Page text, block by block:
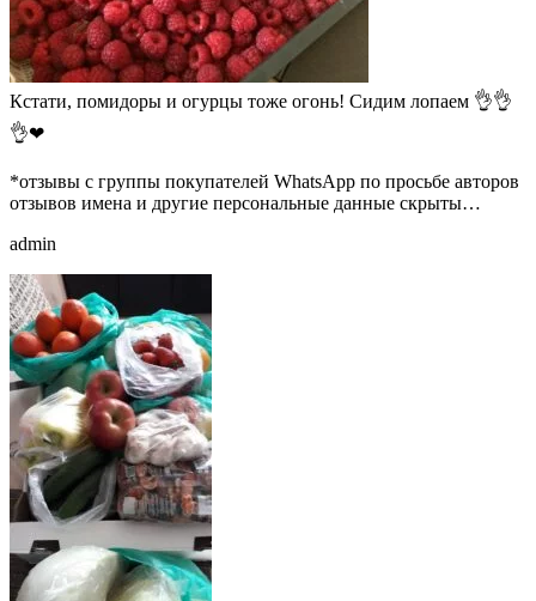
Кстати, помидоры и огурцы тоже огонь! Сидим лопаем 👌👌
👌❤
*отзывы с группы покупателей WhatsApp по просьбе авторов
отзывов имена и другие персональные данные скрыты…
admin